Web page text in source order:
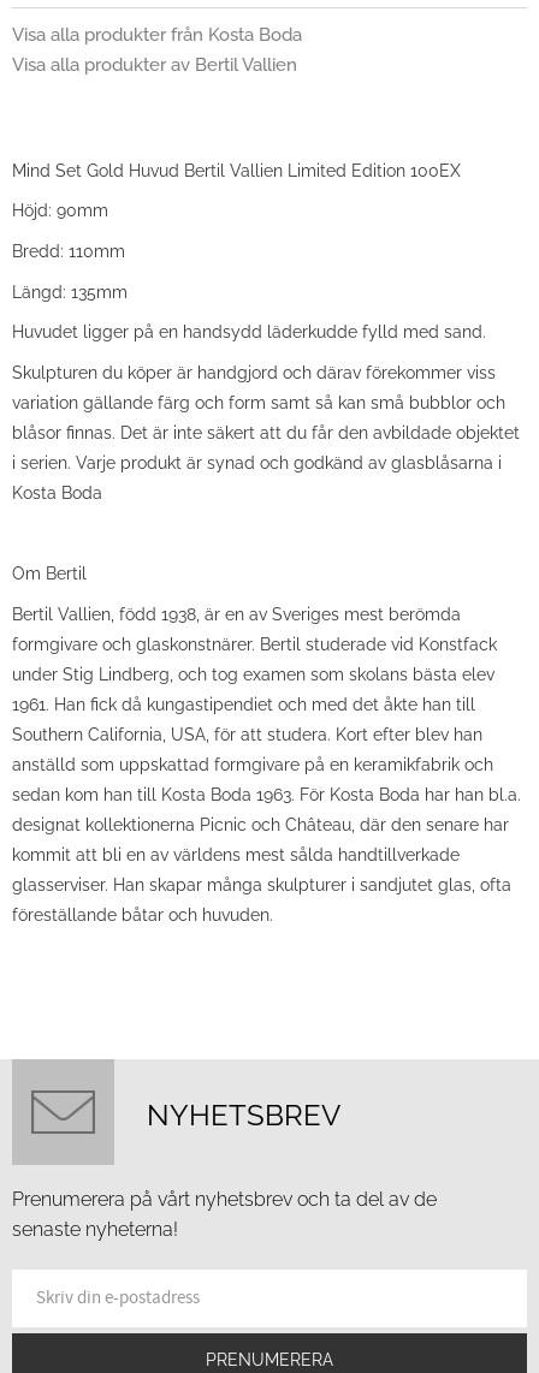
Visa alla produkter från Kosta Boda
Visa alla produkter av Bertil Vallien
Mind Set Gold Huvud Bertil Vallien Limited Edition 100EX
Höjd: 90mm
Bredd: 110mm
Längd: 135mm
Huvudet ligger på en handsydd läderkudde fylld med sand.
Skulpturen du köper är handgjord och därav förekommer viss
variation gällande färg och form samt så kan små bubblor och
blåsor finnas. Det är inte säkert att du får den avbildade objektet
i serien. Varje produkt är synad och godkänd av glasblåsarna i
Kosta Boda
Om Bertil
Bertil Vallien, född 1938, är en av Sveriges mest berömda
formgivare och glaskonstnärer. Bertil studerade vid Konstfack
under Stig Lindberg, och tog examen som skolans bästa elev
1961. Han fick då kungastipendiet och med det åkte han till
Southern California, USA, för att studera. Kort efter blev han
anställd som uppskattad formgivare på en keramikfabrik och
sedan kom han till Kosta Boda 1963. För Kosta Boda har han bl.a.
designat kollektionerna Picnic och Château, där den senare har
kommit att bli en av världens mest sålda handtillverkade
glasserviser. Han skapar många skulpturer i sandjutet glas, ofta
föreställande båtar och huvuden.
NYHETSBREV
Prenumerera på vårt nyhetsbrev och ta del av de
senaste nyheterna!
PRENUMERERA